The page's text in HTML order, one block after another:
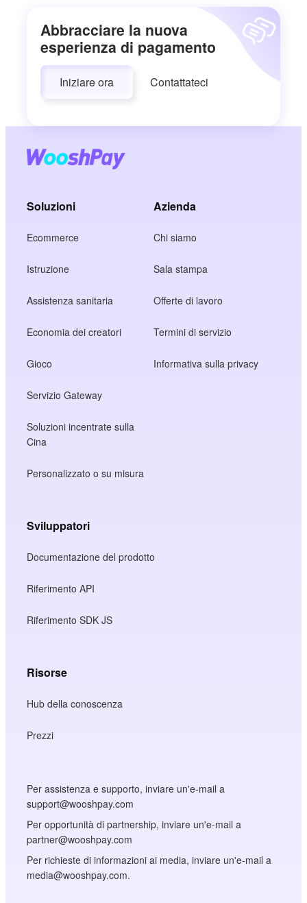
Abbracciare la nuova
esperienza di pagamento
Iniziare ora Contattateci
Soluzioni
Ecommerce
Istruzione
Assistenza sanitaria
Economia dei creatori
Gioco
Servizio Gateway
Soluzioni incentrate sulla
Cina
Personalizzato o su misura
Azienda
Chi siamo
Sala stampa
Offerte di lavoro
Termini di servizio
Informativa sulla privacy
Sviluppatori
Documentazione del prodotto
Riferimento API
Riferimento SDK JS
Risorse
Hub della conoscenza
Prezzi
Per assistenza e supporto, inviare un'e-mail a
support@wooshpay.com
Per opportunità di partnership, inviare un'e-mail a
partner@wooshpay.com
Per richieste di informazioni ai media, inviare un'e-mail a
media@wooshpay.com.